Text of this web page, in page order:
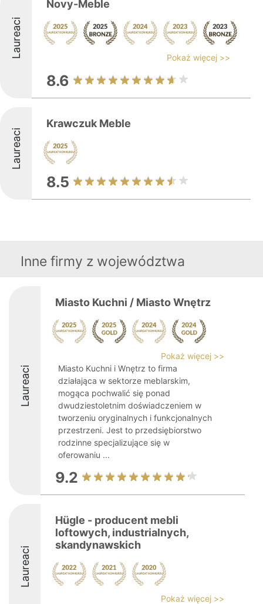
Laureaci
Novy-Meble
Pokaż więcej >>
8.6
Laureaci
Krawczuk Meble
8.5
Inne firmy z województwa
Laureaci
Miasto Kuchni / Miasto Wnętrz
Pokaż więcej >>
Miasto Kuchni i Wnętrz to firma
działająca w sektorze meblarskim,
mogąca pochwalić się ponad
dwudziestoletnim doświadczeniem w
tworzeniu oryginalnych i funkcjonalnych
przestrzeni. Jest to przedsiębiorstwo
rodzinne specjalizujące się w
oferowaniu ...
9.2
Laureaci
Hügle - producent mebli
loftowych, industrialnych,
skandynawskich
Pokaż więcej >>